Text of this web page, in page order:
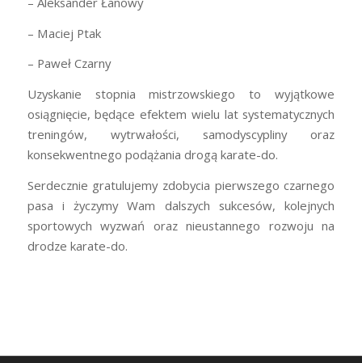
– Maciej Ptak
– Paweł Czarny
Uzyskanie stopnia mistrzowskiego to wyjątkowe
osiągnięcie, będące efektem wielu lat systematycznych
treningów, wytrwałości, samodyscypliny oraz
konsekwentnego podążania drogą karate-do.
Serdecznie gratulujemy zdobycia pierwszego czarnego
pasa i życzymy Wam dalszych sukcesów, kolejnych
sportowych wyzwań oraz nieustannego rozwoju na
drodze karate-do.